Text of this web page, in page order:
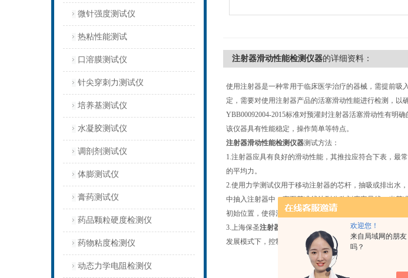
欢迎您！
来自局域网的朋
吗？
微针强度测试仪
热粘性能测试
口溶膜测试仪
针尖穿刺力测试仪
培养基测试仪
水凝胶测试仪
调剖剂测试仪
体膨测试仪
膏药测试仪
药品颗粒硬度检测仪
药物粘度检测仪
动态力学电阻检测仪
注射器滑动性能检测仪器的详细资料：
使用注射器是一种常用于临床医学治疗的器械，需提前吸
定，需要对使用注射器产品的活塞滑动性能进行检测，以
YBB00092004-2015标准对预灌封注射器活塞滑动性有明
该仪器具有性能稳定，操作简单等特点。
注射器滑动性能检测仪器测试方法：
1.注射器应具有良好的滑动性能，其推拉应符合下表，最
的平均力。
2.使用力学测试仪用于移动注射器的芯杆，抽吸或排出水
中抽入注射器中，直至基准线达到公称刻度容量线。当基
初始位置，使得注射器中的水排入水槽中。
3.上海保圣注射器滑动性能检测仪器
所定制注射管夹具主
发展模式下，控制横梁向上和向下移动，使液体注入和射